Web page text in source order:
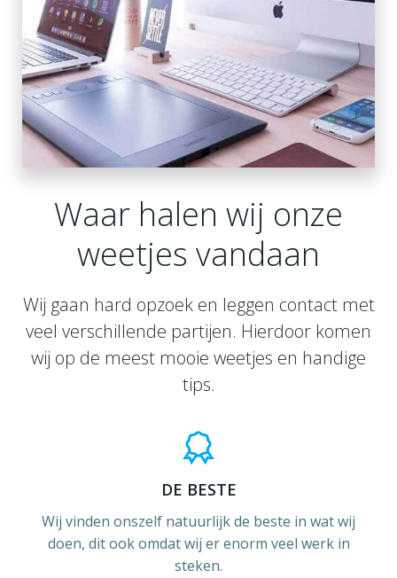
Waar halen wij onze
weetjes vandaan
Wij gaan hard opzoek en leggen contact met
veel verschillende partijen. Hierdoor komen
wij op de meest mooie weetjes en handige
tips.
DE BESTE
Wij vinden onszelf natuurlijk de beste in wat wij
doen, dit ook omdat wij er enorm veel werk in
steken.